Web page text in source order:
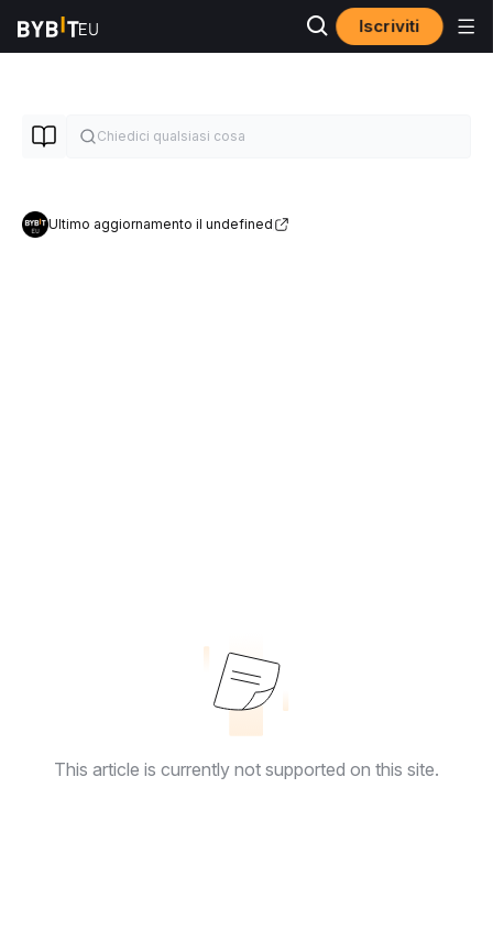
Iscriviti
Ultimo aggiornamento il undefined
This article is currently not supported on this site.